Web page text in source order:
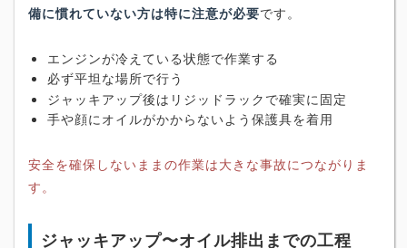
備に慣れていない方は特に注意が必要です。
エンジンが冷えている状態で作業する
必ず平坦な場所で行う
ジャッキアップ後はリジッドラックで確実に固定
手や顔にオイルがかからないよう保護具を着用
安全を確保しないままの作業は大きな事故につながりま
す。
ジャッキアップ〜オイル排出までの工程